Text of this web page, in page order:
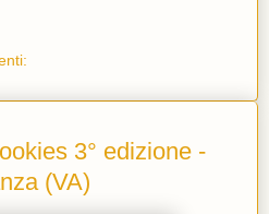
3° edizione -
(VA)